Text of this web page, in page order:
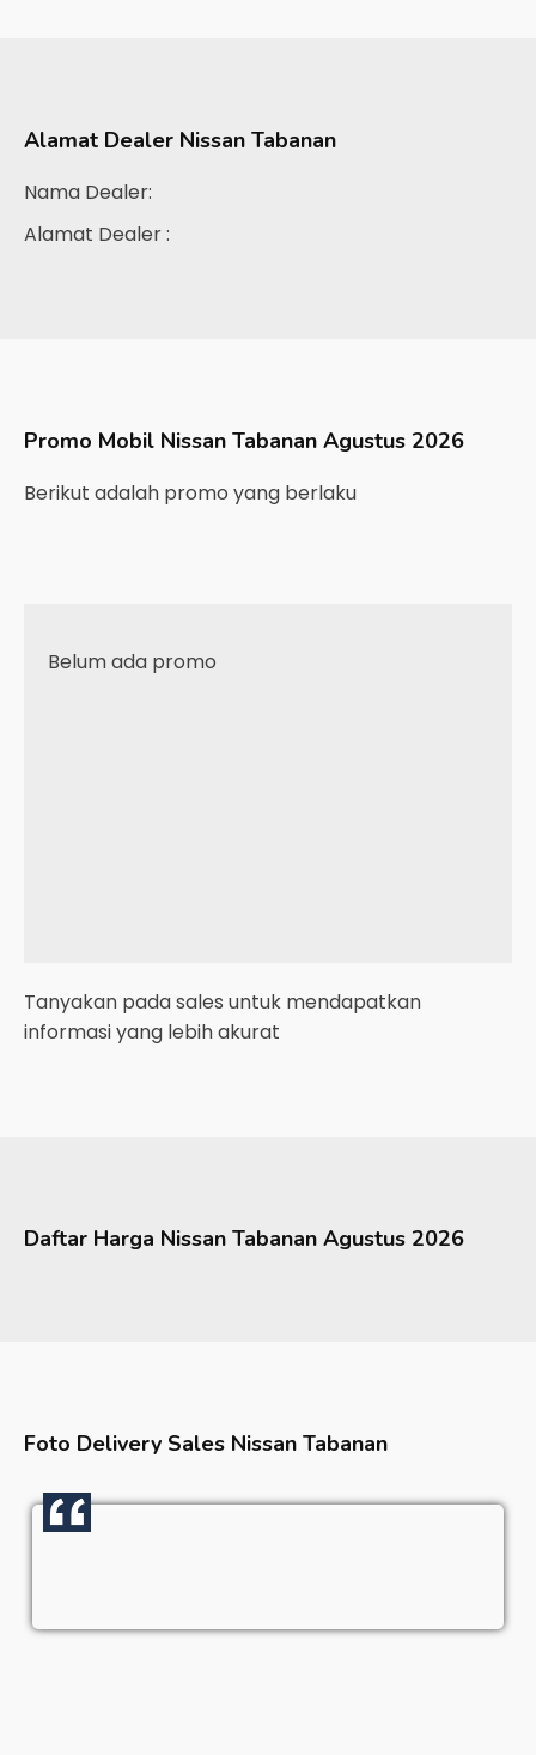
Alamat Dealer Nissan Tabanan
Nama Dealer:
Alamat Dealer :
Promo Mobil Nissan Tabanan Agustus 2026
Berikut adalah promo yang berlaku
Belum ada promo
Tanyakan pada sales untuk mendapatkan
informasi yang lebih akurat
Daftar Harga Nissan Tabanan Agustus 2026
Foto Delivery Sales Nissan Tabanan